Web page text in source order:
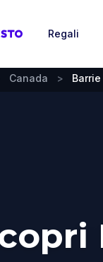
Regali
Canada > Barrie